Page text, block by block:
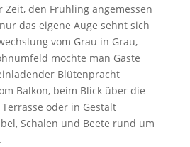
Zeit, den Frühling angemessen
das eigene Auge sehnt sich
vom Grau in Grau,
möchte man Gäste
Blütenpracht
Balkon, beim Blick über die
oder in Gestalt
Schalen und Beete rund um